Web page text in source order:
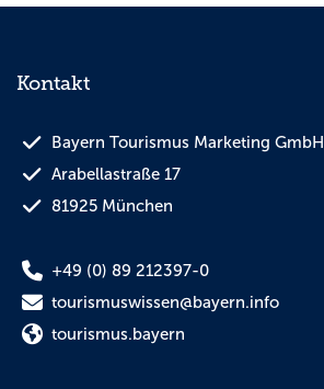
Kontakt
Bayern Tourismus Marketing GmbH
Arabellastraße 17
81925 München
+49 (0) 89 212397-0
tourismuswissen@bayern.info
tourismus.bayern